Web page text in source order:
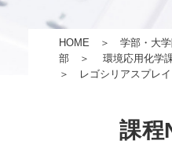
HOME ＞ 学部・大
部＞ 環境応用化学
＞ レゴシリアスプレイ
課程